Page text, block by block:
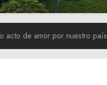
acto de amor por nuestro país